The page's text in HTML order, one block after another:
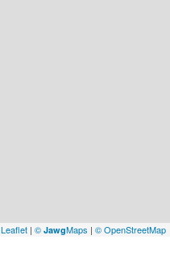
Leaflet | © JawgMaps | © OpenStreetMap